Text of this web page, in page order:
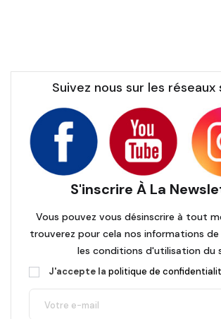
Suivez nous sur les réseaux
S'inscrire À La
Vous pouvez vous désinscrire à tout
trouverez pour cela nos informations
les conditions d'utilisation du
J'accepte la politique de